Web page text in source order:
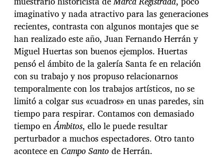
imaginativo y nada atractivo para las generaciones
recientes, contrasta con algunos montajes que se
han realizado este año, Juan Fernando Herrán y
Miguel Huertas son buenos ejemplos. Huertas
pensó el ámbito de la galería Santa fe en relación
con su trabajo y nos propuso relacionarnos
temporalmente con los trabajos artísticos, no se
limitó a colgar sus «cuadros» en unas paredes, sin
tiempo para respirar. Contamos con demasiado
tiempo enÁmbitos, ello le puede resultar
perturbador a muchos espectadores. Otro tanto
acontece enCampo Santo de Herrán.